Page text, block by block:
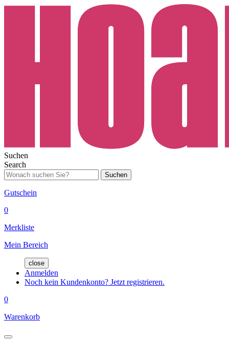
Suchen
Search
Suchen
Gutschein
0
Merkliste
Mein Bereich
close
Anmelden
Noch kein Kundenkonto? Jetzt registrieren.
0
Warenkorb